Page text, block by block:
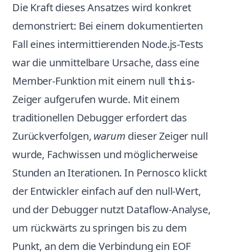
Die Kraft dieses Ansatzes wird konkret
demonstriert: Bei einem dokumentierten
Fall eines intermittierenden Node.js-Tests
war die unmittelbare Ursache, dass eine
Member-Funktion mit einem null this-
Zeiger aufgerufen wurde. Mit einem
traditionellen Debugger erfordert das
Zurückverfolgen, warum dieser Zeiger null
wurde, Fachwissen und möglicherweise
Stunden an Iterationen. In Pernosco klickt
der Entwickler einfach auf den null-Wert,
und der Debugger nutzt Dataflow-Analyse,
um rückwärts zu springen bis zu dem
Punkt, an dem die Verbindung ein EOF